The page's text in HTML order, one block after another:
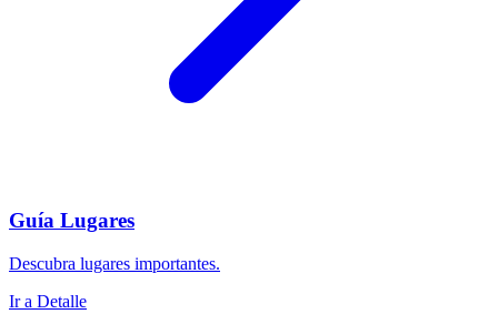
Guía Lugares
Descubra lugares importantes.
Ir a Detalle